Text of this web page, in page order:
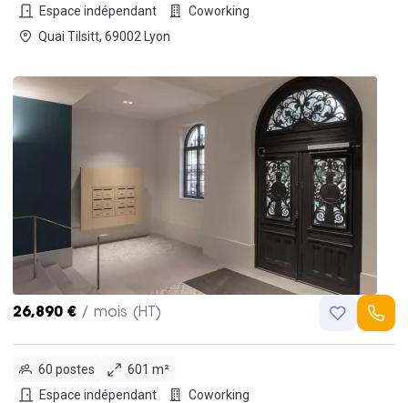
Espace indépendant
Coworking
Quai Tilsitt, 69002 Lyon
26,890 € / mois (HT)
60 postes
601 m²
Espace indépendant
Coworking